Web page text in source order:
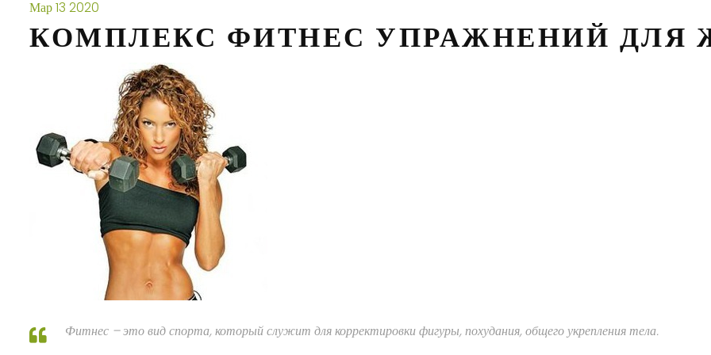
Мар13 2020
КОМПЛЕКС ФИТНЕС УПРАЖНЕНИЙ ДЛЯ
Фитнес – это вид спорта, который служит для корректировки фигуры, похудания, общего укрепления тела.